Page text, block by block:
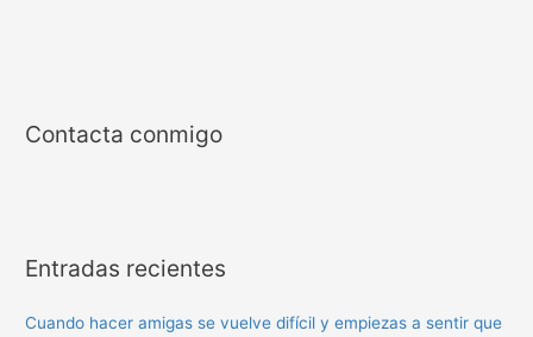
Contacta conmigo
Entradas recientes
Cuando hacer amigas se vuelve difícil y empiezas a sentir que